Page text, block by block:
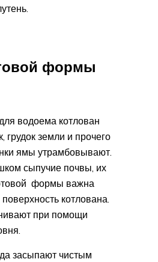
формы
водоема котлован
грудок земли и прочего
ямы утрамбовывают.
сыпучие почвы, их
формы важна
котлована.
при помощи
засыпают чистым